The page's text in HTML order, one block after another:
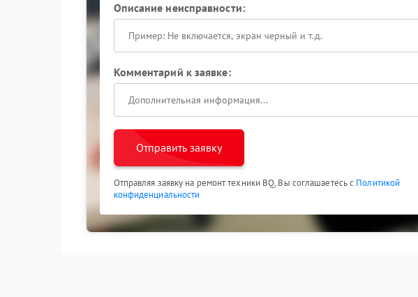
Описание неисправности:
Комментарий к заявке:
Отправить заявку
Отправляя заявку на ремонт техники BQ, Вы соглашаетесь с Политикой
конфиденциальности